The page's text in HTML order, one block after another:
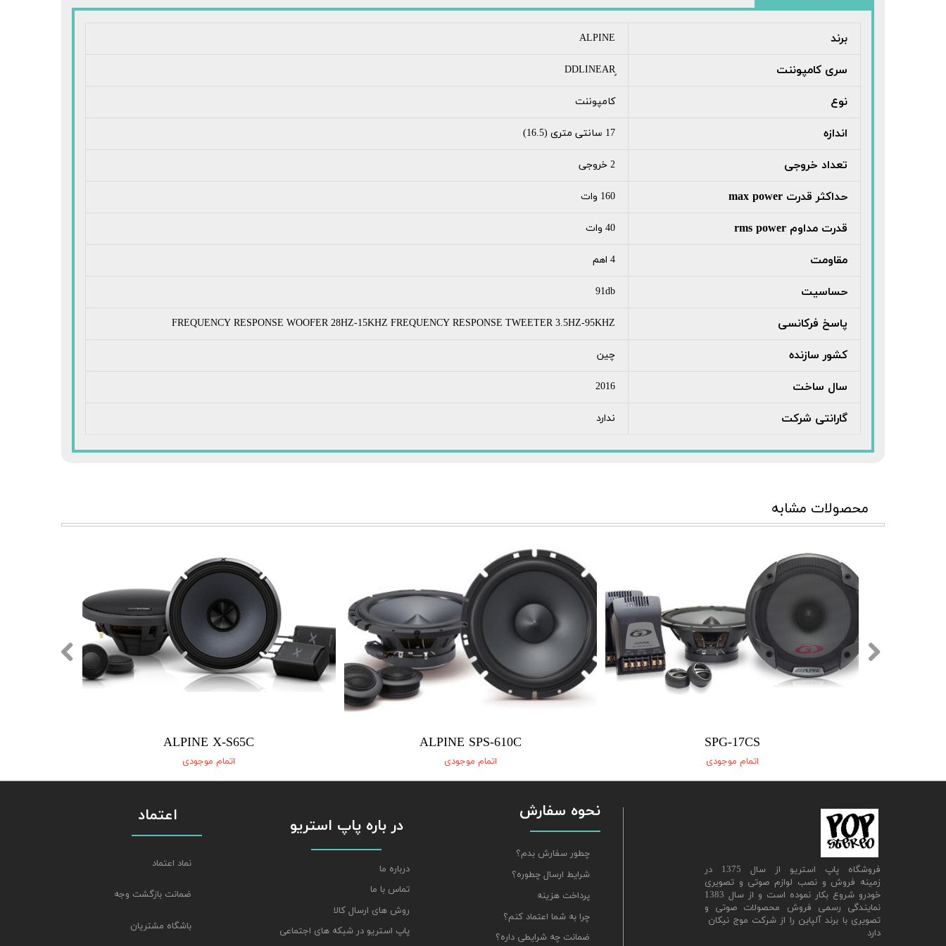
برند ALPINE
سری کامپوننت
نوع کامپوننت
اندازه 17 سانتی متری (16.5)
تعداد خروجی 2 خروجی
حداکثر قدرت max power 160 وات
قدرت مداوم rms power 40 وات
مقاومت 4 اهم
حساسیت 91db
پاسخ فرکانسی FREQUENCY RESPONSE WOOFER 28HZ-15KHZ FREQUENCY RESPONSE TWEETER 3.5HZ-95KHZ
کشور سازنده چین
سال ساخت 2016
گارانتی شرکت ندارد
محصولات مشابه
ALPINE X-S65C
اتمام موجودی
ALPINE SPS-610C
اتمام موجودی
SPG-17CS
اتمام موجودی
​فروشگاه پاپ استریو از سال 1375 در
زمینه فروش و نصب لوازم صوتی و تصویری
خودرو شروع بکار نموده است و از سال 1383
نمایندگی رسمی فروش محصولات صوتی و
تصویری با برند آلپاین را از شرکت موج نیکان
دارد
نحوه سفارش
چطور سفارش بدم؟
شرایط ارسال چطوره؟
پرداخت هزینه
چرا به شما اعتماد کنم؟
ضمانت چه شرایطی داره؟
اعتماد
نماد اعتماد
ضمانت بازگشت وجه
باشگاه مشتریان
​​​​​​​ در باره پاپ استریو
درباره ما
تماس با ما
روش های ارسال کالا
پاپ استریو در شبکه های اجتماعی